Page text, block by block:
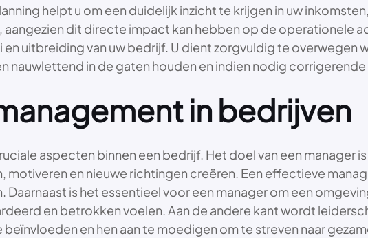
helpt u om een duidelijk inzicht te krijgen in uw
dit directe impact kan hebben op de operationele
uitbreiding van uw bedrijf. U dient zorgvuldig te overwegen
nauwlettend in de gaten houden en indien nodig
in bedrijven
aspecten binnen een bedrijf. Het doel van een manager
motiveren en nieuwe richtingen creëren. Een effectieve
is het essentieel voor een manager om een
en betrokken voelen. Aan de andere kant wordt
en hen aan te moedigen om te streven naar